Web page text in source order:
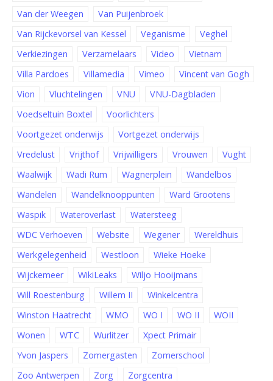
Van der Weegen
Van Puijenbroek
Van Rijckevorsel van Kessel
Veganisme
Veghel
Verkiezingen
Verzamelaars Video
Vietnam
Villa Pardoes
Villamedia Vimeo
Vincent van Gogh
Vion
Vluchtelingen VNU
VNU-Dagbladen
Voedseltuin Boxtel
Voorlichters
Voortgezet onderwijs
Vortgezet onderwijs
Vredelust
Vrijthof Vrijwilligers Vrouwen
Vught
Waalwijk
Wadi Rum Wagnerplein
Wandelbos
Wandelen
Wandelknooppunten
Ward Grootens
Waspik
Wateroverlast
Watersteeg
WDC Verhoeven
Website Wegener
Wereldhuis
Werkgelegenheid
Westloon
Wieke Hoeke
Wijckemeer
WikiLeaks
Wiljo Hooijmans
Will Roestenburg
Willem II
Winkelcentra
Winston Haatrecht
WMO WO I WO II
WOII
Wonen
WTC Wurlitzer
Xpect Primair
Yvon Jaspers
Zomergasten
Zomerschool
Zoo Antwerpen
Zorg Zorgcentra